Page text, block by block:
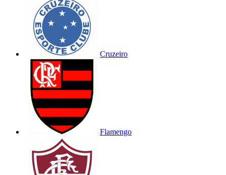
Cruzeiro
Flamengo